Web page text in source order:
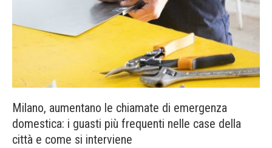
Milano, aumentano le chiamate di emergenza
domestica: i guasti più frequenti nelle case della
città e come si interviene